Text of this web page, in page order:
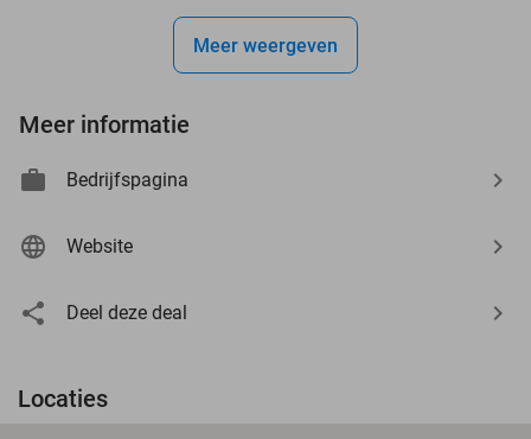
Meer weergeven
Meer informatie
Bedrijfspagina
Website
Deel deze deal
Locaties